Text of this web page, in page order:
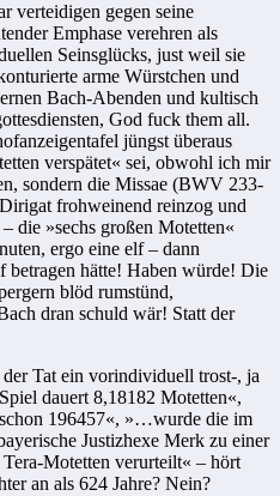
verteidigen gegen seine
Emphase verehren als
Seinsglücks, just weil sie
arme Würstchen und
Bach-Abenden und kultisch
God fuck them all.
jüngst überaus
verspätet« sei, obwohl ich mir
sondern die Missae (BWV 233-
frohweinend reinzog und
die »sechs großen Motetten«
ergo eine elf – dann
hätte! Haben würde! Die
blöd rumstünd,
dran schuld wär! Statt der
Tat ein vorindividuell trost-, ja
dauert 8,18182 Motetten«,
196457«, »…wurde die im
Justizhexe Merk zu einer
Motetten verurteilt« – hört
an als 624 Jahre? Nein?